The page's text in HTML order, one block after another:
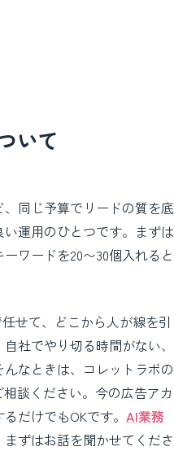
いて
同じ予算でリードの質を底
運用のひとつです。まずは
ワードを20〜30個入れると
せて、どこから人が線を引
社でやり切る時間がない、
なときは、コレットラボの
談ください。今の広告アカ
だけでもOKです。 AI業務
まずはお話を聞かせてくださ